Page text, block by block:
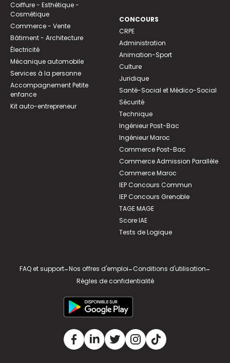
Coiffure - Esthétique -
Cosmétique
Commerce - Vente
Bâtiment - Architecture
Électricité
Mécanique automobile
Services à la personne
Accompagnement Petite
enfance
Kit auto-entrepreneur
CONCOURS
CRPE
Administration
Animation-Sport
Culture
Juridique
Santé-Social et Médico-Social
Sécurité
Technique
Ingénieur Post-Bac
Ingénieur Maroc
Commerce Post-Bac
Commerce Admission Parallèle
Commerce Maroc
IEP Concours Commun
IEP Concours Grenoble
TAGE MAGE
Score IAE
Tests de Logique
FAQ et support-Nos offres d'emploi-Conditions d'utilisation-
Règles de confidentialité